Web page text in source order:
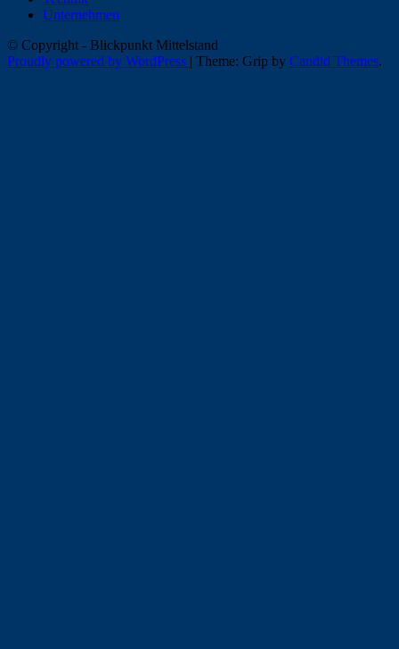
Unternehmen
© Copyright - Blickpunkt Mittelstand
Proudly powered by WordPress | Theme: Grip by Candid Themes.